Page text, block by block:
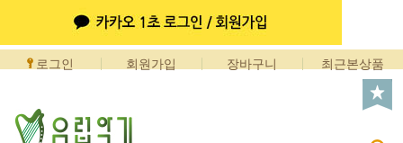
로그인 회원가입 장바구니 최근본상품